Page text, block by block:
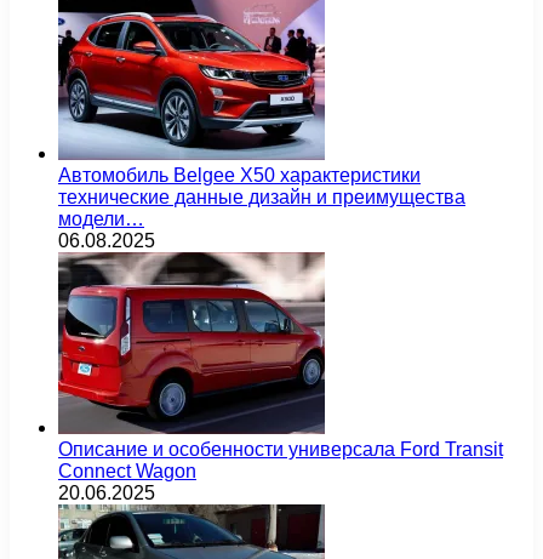
Автомобиль Belgee X50 характеристики
технические данные дизайн и преимущества
модели…
06.08.2025
Описание и особенности универсала Ford Transit
Connect Wagon
20.06.2025